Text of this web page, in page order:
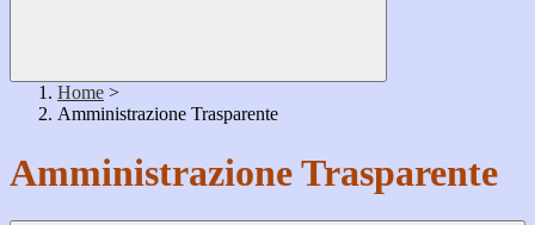
Home >
Amministrazione Trasparente
Amministrazione Trasparente